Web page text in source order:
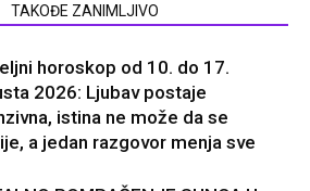
TAKOĐE ZANIMLJIVO
horoskop od 10. do 17.
2026: Ljubav postaje
istina ne može da se
a jedan razgovor menja sve